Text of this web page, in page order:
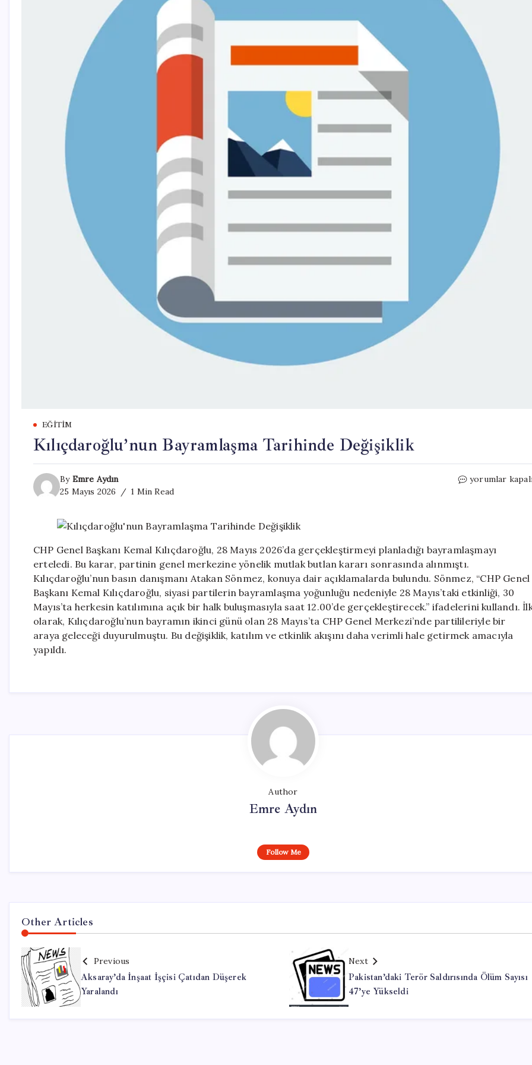
EĞITIM
Kılıçdaroğlu’nun Bayramlaşma Tarihinde Değişiklik
By Emre Aydın
25 Mayıs 2026
1 Min Read
yorumlar
CHP Genel Başkanı Kemal Kılıçdaroğlu, 28 Mayıs 2026’da gerçekleştirmeyi planladığı bayramlaşmayı
erteledi. Bu karar, partinin genel merkezine yönelik mutlak butlan kararı sonrasında alınmıştı.
Kılıçdaroğlu’nun basın danışmanı Atakan Sönmez, konuya dair açıklamalarda bulundu. Sönmez, “CHP Genel
Başkanı Kemal Kılıçdaroğlu, siyasi partilerin bayramlaşma yoğunluğu nedeniyle 28 Mayıs’taki etkinliği, 30
Mayıs’ta herkesin katılımına açık bir halk buluşmasıyla saat 12.00’de gerçekleştirecek.” ifadelerini kullandı.
olarak, Kılıçdaroğlu’nun bayramın ikinci günü olan 28 Mayıs’ta CHP Genel Merkezi’nde partilileriyle bir
araya geleceği duyurulmuştu. Bu değişiklik, katılım ve etkinlik akışını daha verimli hale getirmek amacıyla
yapıldı.
Author
Emre Aydın
Follow Me
Other Articles
Previous
Aksaray’da İnşaat İşçisi Çatıdan Düşerek
Yaralandı
Next
Pakistan’daki Terör Saldırısında Ölüm Sayısı
47’ye Yükseldi